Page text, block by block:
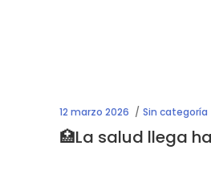
12 marzo 2026 Sin categoría
🏥La salud llega